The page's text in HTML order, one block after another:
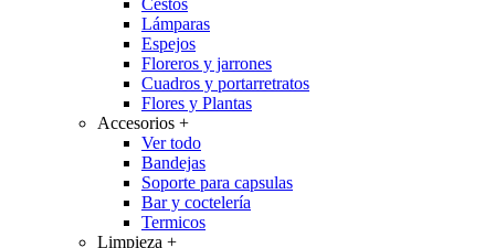
Cestos
Lámparas
Espejos
Floreros y jarrones
Cuadros y portarretratos
Flores y Plantas
Accesorios +
Ver todo
Bandejas
Soporte para capsulas
Bar y coctelería
Termicos
Limpieza +